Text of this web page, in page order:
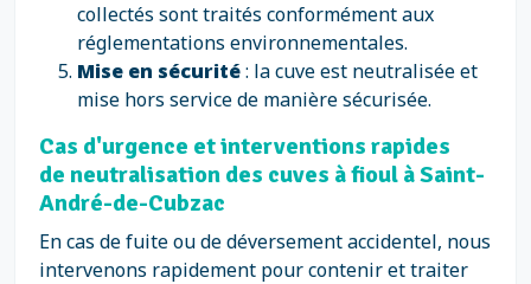
collectés sont traités conformément aux
réglementations environnementales.
Mise en sécurité: la cuve est neutralisée et
mise hors service de manière sécurisée.
Cas d'urgence et interventions rapides
de neutralisation des cuves à fioul à Saint-
André-de-Cubzac
En cas de fuite ou de déversement accidentel, nous
intervenons rapidement pour contenir et traiter